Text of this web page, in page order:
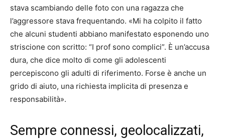
stava scambiando delle foto con una ragazza che
l’aggressore stava frequentando. «Mi ha colpito il fatto
che alcuni studenti abbiano manifestato esponendo uno
striscione con scritto: “I prof sono complici”. È un’accusa
dura, che dice molto di come gli adolescenti
percepiscono gli adulti di riferimento. Forse è anche un
grido di aiuto, una richiesta implicita di presenza e
responsabilità».
Sempre connessi, geolocalizzati,